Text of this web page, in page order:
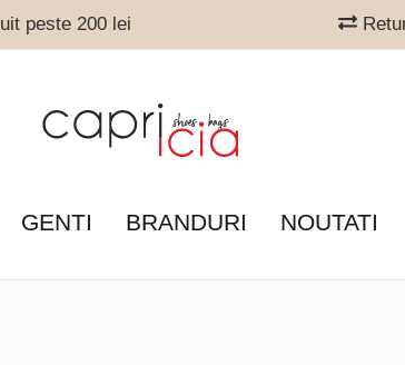
peste 200 lei
GENTI BRANDURI NOUTATI